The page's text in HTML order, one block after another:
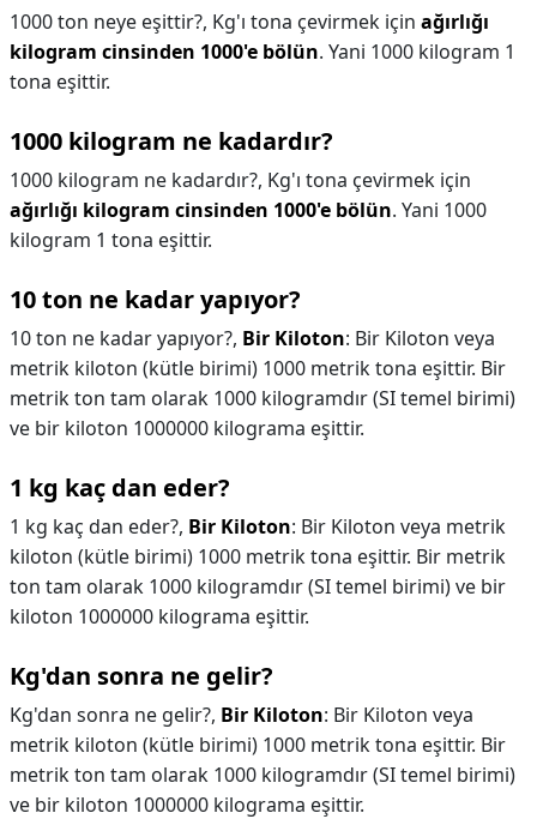
1000 ton neye eşittir?, Kg'ı tona çevirmek için ağırlığı
kilogram cinsinden 1000'e bölün. Yani 1000 kilogram 1
tona eşittir.
1000 kilogram ne kadardır?
1000 kilogram ne kadardır?, Kg'ı tona çevirmek için
ağırlığı kilogram cinsinden 1000'e bölün. Yani 1000
kilogram 1 tona eşittir.
10 ton ne kadar yapıyor?
10 ton ne kadar yapıyor?, Bir Kiloton: Bir Kiloton veya
metrik kiloton (kütle birimi) 1000 metrik tona eşittir. Bir
metrik ton tam olarak 1000 kilogramdır (SI temel birimi)
ve bir kiloton 1000000 kilograma eşittir.
1 kg kaç dan eder?
1 kg kaç dan eder?, Bir Kiloton: Bir Kiloton veya metrik
kiloton (kütle birimi) 1000 metrik tona eşittir. Bir metrik
ton tam olarak 1000 kilogramdır (SI temel birimi) ve bir
kiloton 1000000 kilograma eşittir.
Kg'dan sonra ne gelir?
Kg'dan sonra ne gelir?, Bir Kiloton: Bir Kiloton veya
metrik kiloton (kütle birimi) 1000 metrik tona eşittir. Bir
metrik ton tam olarak 1000 kilogramdır (SI temel birimi)
ve bir kiloton 1000000 kilograma eşittir.